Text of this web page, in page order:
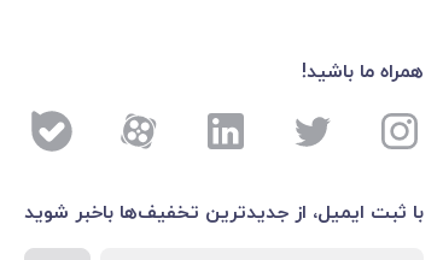
همراه ما باشید!
با ثبت ایمیل، از جدید‌ترین تخفیف‌ها با‌خبر شوید